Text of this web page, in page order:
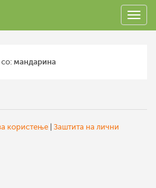
мандарина
користење Заштита на лични